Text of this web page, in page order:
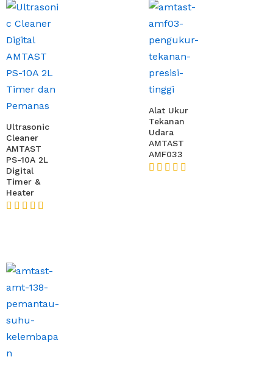
Ultrasonic
Cleaner
AMTAST
PS-10A 2L
Digital
Timer &
Heater
Alat Ukur
Tekanan
Udara
AMTAST
AMF033